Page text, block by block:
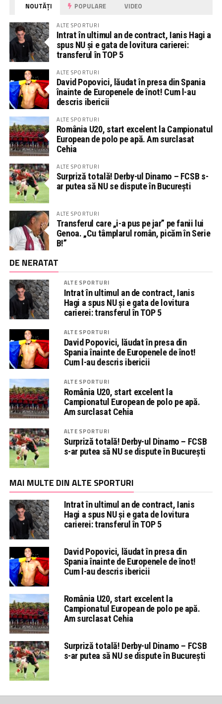
NOUTĂȚI POPULARE VIDEO
ALTE SPORTURI
Intrat în ultimul an de contract, Ianis Hagi a
spus NU și e gata de lovitura carierei:
transferul în TOP 5
ALTE SPORTURI
David Popovici, lăudat în presa din Spania
înainte de Europenele de înot! Cum l-au
descris ibericii
ALTE SPORTURI
România U20, start excelent la Campionatul
European de polo pe apă. Am surclasat
Cehia
ALTE SPORTURI
Surpriză totală! Derby-ul Dinamo – FCSB s-
ar putea să NU se dispute în București
ALTE SPORTURI
Transferul care „i-a pus pe jar” pe fanii lui
Genoa. „Cu tâmplarul român, picăm în Serie
B!”
DE NERATAT
ALTE SPORTURI
Intrat în ultimul an de contract, Ianis
Hagi a spus NU și e gata de lovitura
carierei: transferul în TOP 5
ALTE SPORTURI
David Popovici, lăudat în presa din
Spania înainte de Europenele de înot!
Cum l-au descris ibericii
ALTE SPORTURI
România U20, start excelent la
Campionatul European de polo pe apă.
Am surclasat Cehia
ALTE SPORTURI
Surpriză totală! Derby-ul Dinamo – FCSB
s-ar putea să NU se dispute în București
MAI MULTE DIN ALTE SPORTURI
Intrat în ultimul an de contract, Ianis
Hagi a spus NU și e gata de lovitura
carierei: transferul în TOP 5
David Popovici, lăudat în presa din
Spania înainte de Europenele de înot!
Cum l-au descris ibericii
România U20, start excelent la
Campionatul European de polo pe apă.
Am surclasat Cehia
Surpriză totală! Derby-ul Dinamo – FCSB
s-ar putea să NU se dispute în București